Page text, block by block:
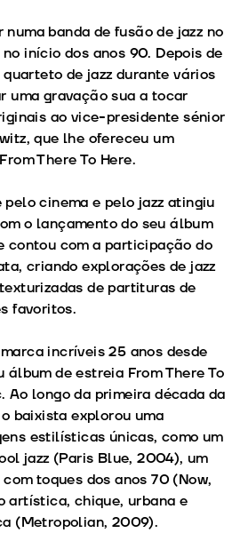
banda de fusão de jazz no
início dos anos 90. Depois de
de jazz durante vários
uma gravação sua a tocar
ao vice-presidente sénior
que lhe ofereceu um
There To Here.
cinema e pelo jazz atingiu
o lançamento do seu álbum
contou com a participação do
criando explorações de jazz
de partituras de
favoritos.
incríveis 25 anos desde
álbum de estreia From There To
Ao longo da primeira década da
baixista explorou uma
estilísticas únicas, como um
jazz (Paris Blue, 2004), um
toques dos anos 70 (Now,
artística, chique, urbana e
(Metropolian, 2009).